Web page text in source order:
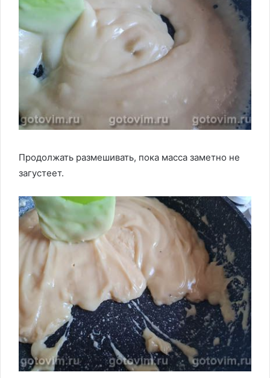
Продолжать размешивать, пока масса заметно не
загустеет.